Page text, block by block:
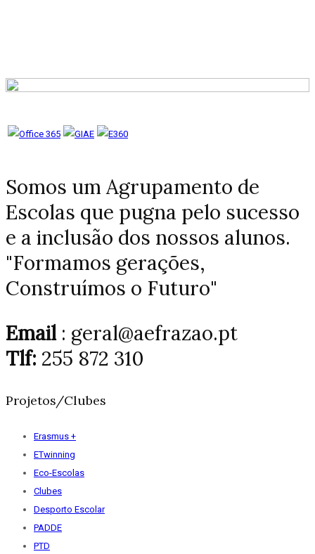
Somos um Agrupamento de
Escolas que pugna pelo sucesso
e a inclusão dos nossos alunos.
"Formamos gerações,
Construímos o Futuro"
Email: geral@aefrazao.pt
Tlf: 255 872 310
Projetos/Clubes
Erasmus +
ETwinning
Eco-Escolas
Clubes
Desporto Escolar
PADDE
PTD